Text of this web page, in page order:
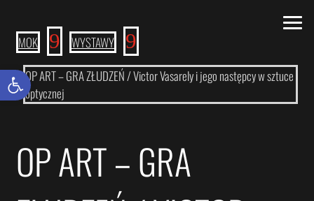
MOK 9 WYSTAWY 9
OP ART – GRA ZŁUDZEŃ / Victor Vasarely i jego następcy w sztuce
optycznej
OP ART – GRA
Otwórz pasek narzędzi